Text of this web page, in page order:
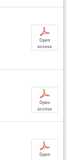
p
Open
access
p
Open
access
p
Open